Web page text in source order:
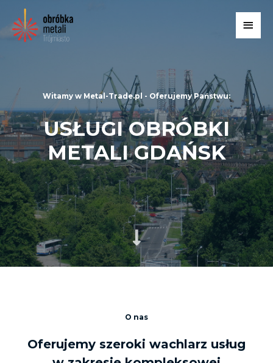
Witamy w Metal-Trade.pl - Oferujemy Państwu:
USŁUGI OBRÓBKI
METALI GDAŃSK
O nas
Oferujemy szeroki wachlarz usług